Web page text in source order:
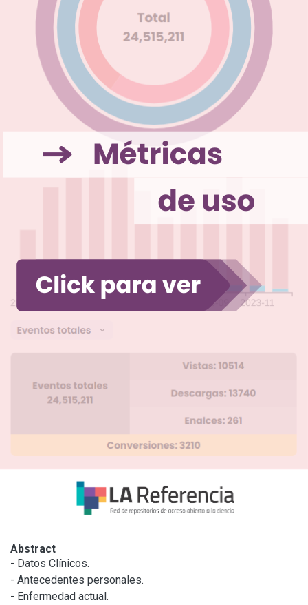
Abstract
- Datos Clínicos.
- Antecedentes personales.
- Enfermedad actual.